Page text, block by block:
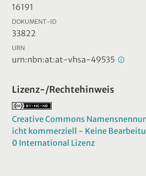
16191
DOKUMENT-ID
33822
URN
urn:nbn:at:at-vhsa-49535
Lizenz-/Rechtehinweis
Creative Commons
icht kommerziell - Keine
0 International Lizenz